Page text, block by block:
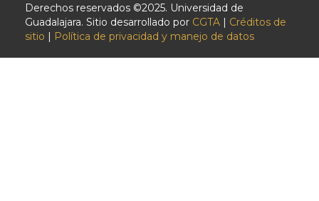
Derechos reservados ©2025. Universidad de
Guadalajara. Sitio desarrollado por CGTA | Créditos de
sitio | Política de privacidad y manejo de datos